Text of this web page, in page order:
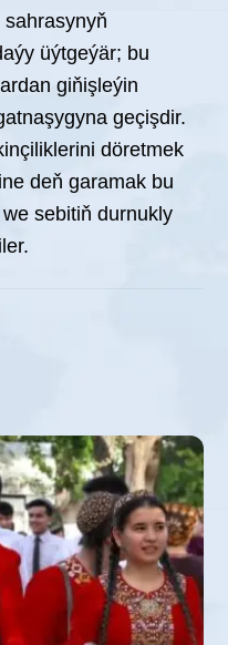
üýtgeýär; bu
giňişleýin
geçişdir.
döretmek
deň garamak bu
sebitiň durnukly